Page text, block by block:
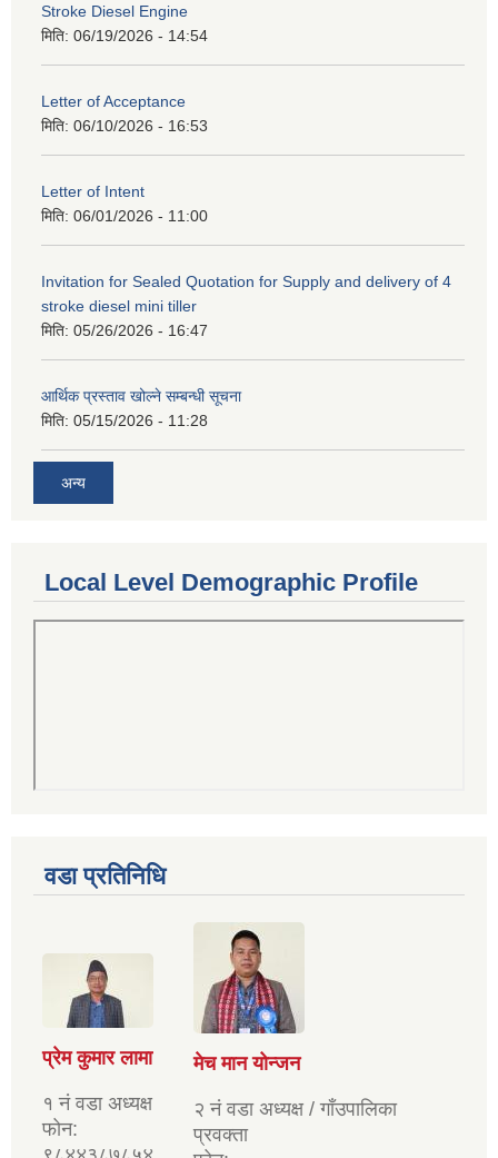
Stroke Diesel Engine
मिति: 06/19/2026 - 14:54
Letter of Acceptance
मिति: 06/10/2026 - 16:53
Letter of Intent
मिति: 06/01/2026 - 11:00
Invitation for Sealed Quotation for Supply and delivery of 4
stroke diesel mini tiller
मिति: 05/26/2026 - 16:47
आर्थिक प्रस्ताव खोल्ने सम्बन्धी सूचना
मिति: 05/15/2026 - 11:28
अन्य
Local Level Demographic Profile
वडा प्रतिनिधि
प्रेम कुमार लामा
१ नं वडा अध्यक्ष
फोन:
मेच मान योन्जन
२ नं वडा अध्यक्ष / गाँउपालिका
प्रवक्ता